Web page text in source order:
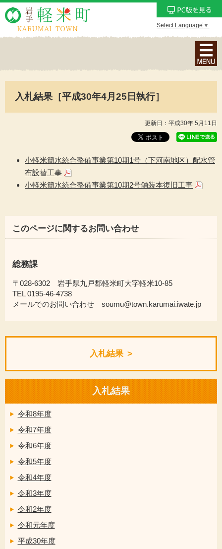
Select Language ▼
ナ
ビ
ン
メ
ュ
を
入札結果［平成30年4月25日執行］
更新日：平成30年 5月11日
小軽米簡水統合整備事業第10期1号（下河南地区）配水管
布設替工事
小軽米簡水統合整備事業第10期2号舗装本復旧工事
このページに関するお問い合わせ
総務課
〒028-6302 岩手県九戸郡軽米町大字軽米10-85
TEL 0195-46-4738
メールでのお問い合わせ soumu@town.karumai.iwate.jp
入札結果
入札結果
令和8年度
令和7年度
令和6年度
令和5年度
令和4年度
令和3年度
令和2年度
令和元年度
平成30年度